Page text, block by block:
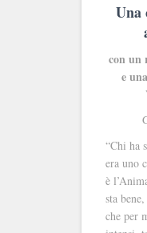
Una
con un
e
“Chi ha
era uno
è
sta
che per